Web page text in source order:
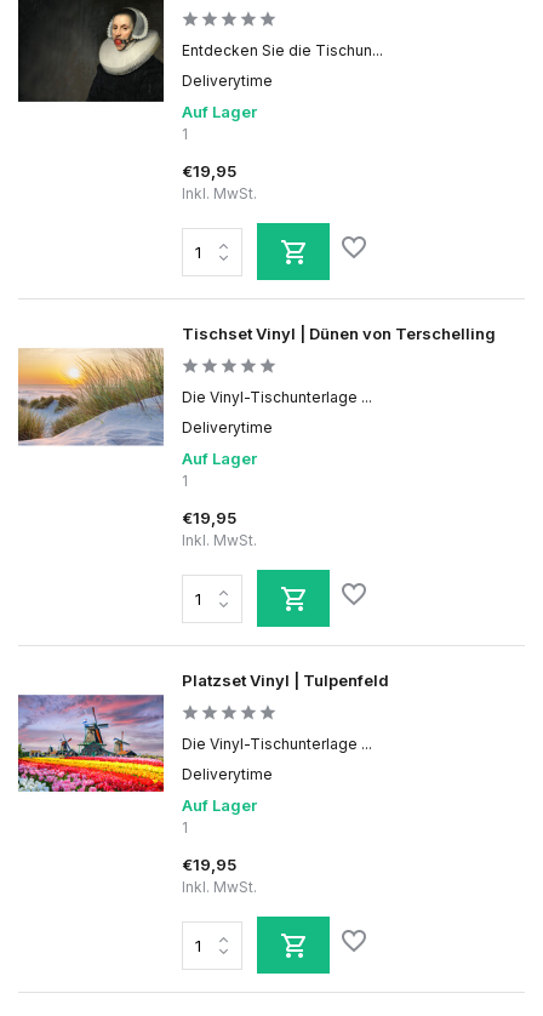
Entdecken Sie die Tischun...
Deliverytime
Auf Lager
1
€19,95
Inkl. MwSt.
Tischset Vinyl | Dünen von Terschelling
Die Vinyl-Tischunterlage ...
Deliverytime
Auf Lager
1
€19,95
Inkl. MwSt.
Platzset Vinyl | Tulpenfeld
Die Vinyl-Tischunterlage ...
Deliverytime
Auf Lager
1
€19,95
Inkl. MwSt.